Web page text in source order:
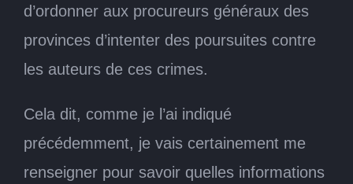
d’ordonner aux procureurs généraux des
provinces d’intenter des poursuites contre
les auteurs de ces crimes.
Cela dit, comme je l’ai indiqué
précédemment, je vais certainement me
renseigner pour savoir quelles informations